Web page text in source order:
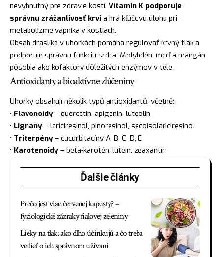
nevyhnutný pre zdravie kostí. Vitamin K podporuje
správnu zrážanlivosť krvi a hrá kľúčovú úlohu pri
metabolizme vápnika v kostiach.
Obsah draslíka v uhorkách pomáha regulovať krvný tlak a
podporuje správnu funkciu srdca. Molybdén, meď a mangán
pôsobia ako kofaktory dôležitých enzýmov v tele.
Antioxidanty a bioaktívne zlúčeniny
Uhorky obsahují několik typů antioxidantů, včetně:
• Flavonoidy – quercetin, apigenin, luteolin
• Lignany – lariciresinol, pinoresinol, secoisolariciresinol
• Triterpény – cucurbitacíny A, B, C, D, E
• Karotenoidy – beta-karotén, lutein, zeaxantín
Ďalšie články
Prečo jesť viac červenej kapusty? –
fyziologické zázraky fialovej zeleniny
Lieky na tlak: ako dlho účinkujú a čo treba
vedieť o ich správnom užívaní